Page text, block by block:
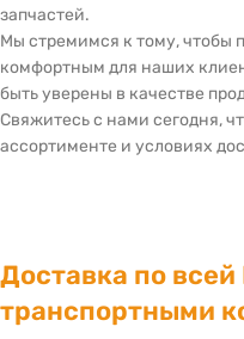
запчастей.
Мы стремимся к тому, чтобы
комфортным для наших
быть уверены в качестве
Свяжитесь с нами сегодня,
ассортименте и условиях
Доставка по
транспортными